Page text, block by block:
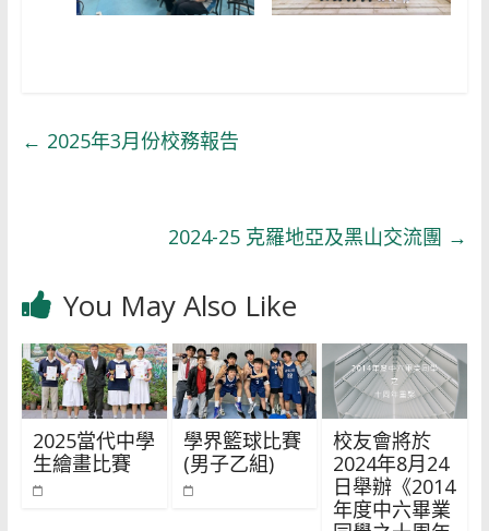
← 2025年3月份校務報告
2024-25 克羅地亞及黑山交流團 →
You May Also Like
2025當代中學
生繪畫比賽
學界籃球比賽
(男子乙組)
校友會將於
2024年8月24
日舉辦《2014
年度中六畢業